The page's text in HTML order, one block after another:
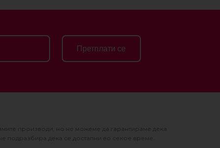
Претплати се
производи, но не можеме да гарантираме дека
подразбира дека се достапни во секое време.